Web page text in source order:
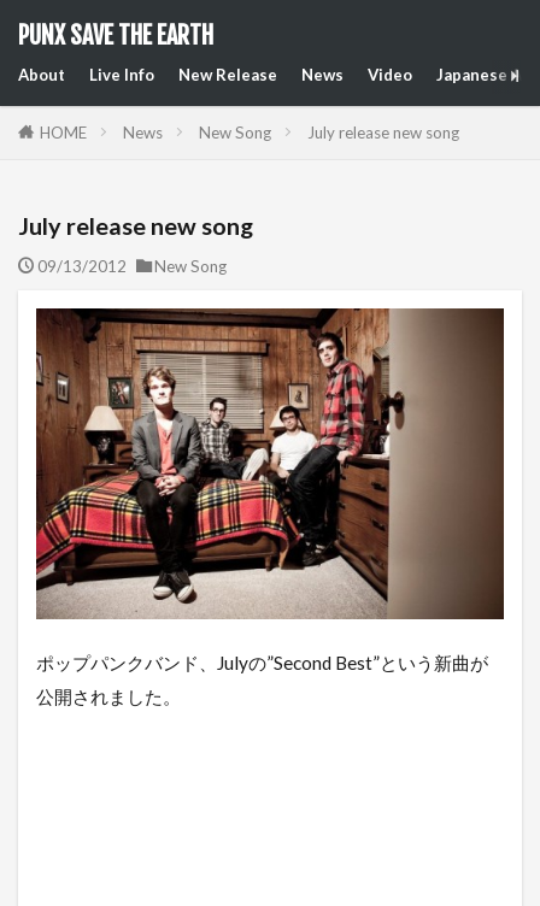
PUNX SAVE THE EARTH
About Live Info New Release News Video Japanese
HOME News New Song July release new song
July release new song
09/13/2012 New Song
ポップパンクバンド、Julyの”Second Best”という新曲が
公開されました。